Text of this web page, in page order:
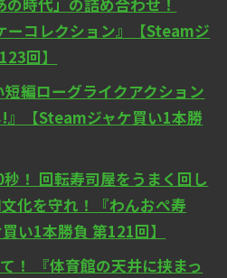
ーコレクション』【Steamジ
回】
編ローグライクアクション
!』【Steamジャケ買い1本勝
！ 回転寿司屋をうまく回し
化を守れ！『わんおぺ寿
い1本勝負 第121回】
！ 『体育館の天井に挟まっ